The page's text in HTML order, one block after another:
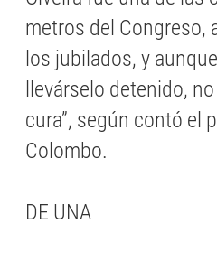
metros del Congreso,
los jubilados, y
llevárselo detenido,
cura”, según contó el
Colombo.
DE UNA